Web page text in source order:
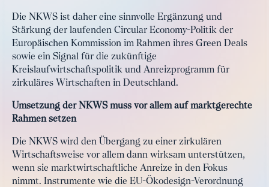
Die NKWS ist daher eine sinnvolle Ergänzung und
Stärkung der laufenden Circular Economy-Politik der
Europäischen Kommission im Rahmen ihres Green Deals
sowie ein Signal für die zukünftige
Kreislaufwirtschaftspolitik und Anreizprogramm für
zirkuläres Wirtschaften in Deutschland.
Umsetzung der NKWS muss vor allem auf marktgerechte
Rahmen setzen
Die NKWS wird den Übergang zu einer zirkulären
Wirtschaftsweise vor allem dann wirksam unterstützen,
wenn sie marktwirtschaftliche Anreize in den Fokus
nimmt. Instrumente wie die EU-Ökodesign-Verordnung